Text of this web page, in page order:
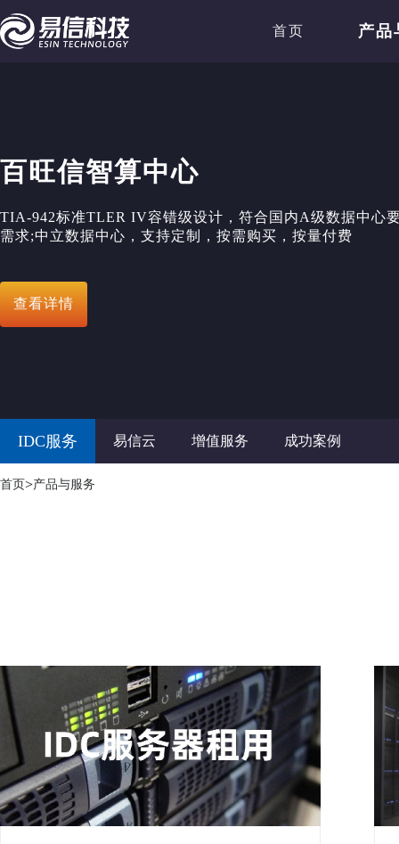
首页 产品
百旺信智算中心
TIA-942标准TLER IV容错级设计，符合国内A级数据中心
需求;中立数据中心，支持定制，按需购买，按量付费
查看详情
IDC服务 易信云 增值服务 成功案例
首页>产品与服务